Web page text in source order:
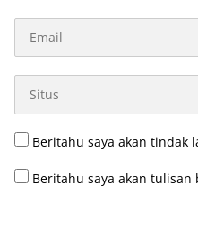
Beritahu saya akan tindak
Beritahu saya akan